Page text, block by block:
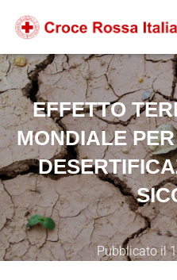
contenuto
alla
navigazione
footer
EFFETTO
MONDIALE
Pubblicato il